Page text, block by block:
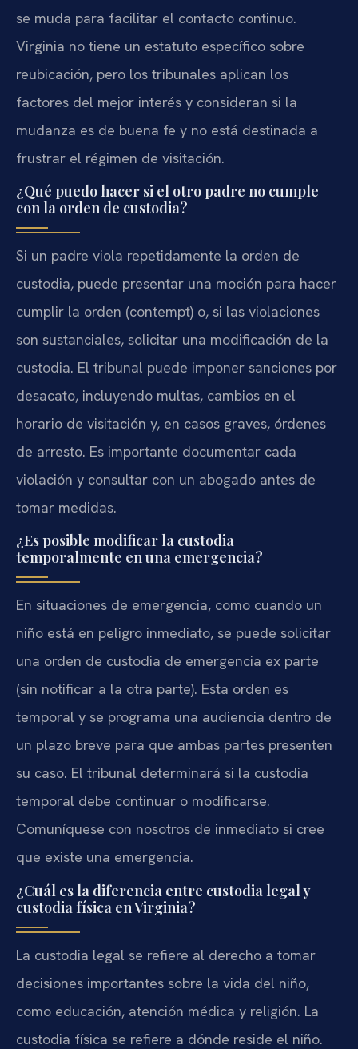
se muda para facilitar el contacto continuo.
Virginia no tiene un estatuto específico sobre
reubicación, pero los tribunales aplican los
factores del mejor interés y consideran si la
mudanza es de buena fe y no está destinada a
frustrar el régimen de visitación.
¿Qué puedo hacer si el otro padre no cumple
con la orden de custodia?
Si un padre viola repetidamente la orden de
custodia, puede presentar una moción para hacer
cumplir la orden (contempt) o, si las violaciones
son sustanciales, solicitar una modificación de la
custodia. El tribunal puede imponer sanciones por
desacato, incluyendo multas, cambios en el
horario de visitación y, en casos graves, órdenes
de arresto. Es importante documentar cada
violación y consultar con un abogado antes de
tomar medidas.
¿Es posible modificar la custodia
temporalmente en una emergencia?
En situaciones de emergencia, como cuando un
niño está en peligro inmediato, se puede solicitar
una orden de custodia de emergencia ex parte
(sin notificar a la otra parte). Esta orden es
temporal y se programa una audiencia dentro de
un plazo breve para que ambas partes presenten
su caso. El tribunal determinará si la custodia
temporal debe continuar o modificarse.
Comuníquese con nosotros de inmediato si cree
que existe una emergencia.
¿Cuál es la diferencia entre custodia legal y
custodia física en Virginia?
La custodia legal se refiere al derecho a tomar
decisiones importantes sobre la vida del niño,
como educación, atención médica y religión. La
custodia física se refiere a dónde reside el niño.